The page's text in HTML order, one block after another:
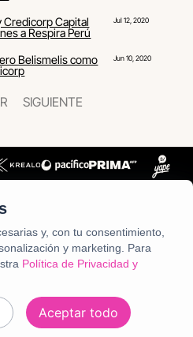
y, con tu consentimiento,
y marketing.
Para
Política de Privacidad y
Aceptar todo
Credicorp Capital
a Respira Perú
Jul 12, 2020
Belismelis como
Jun 10, 2020
SIGUIENTE
mejorar vidas,
acelerando los
cambios que
nuestros países
necesitan.
© 2026 Grupo
Credicorp. All rights
reserved.
de denuncias